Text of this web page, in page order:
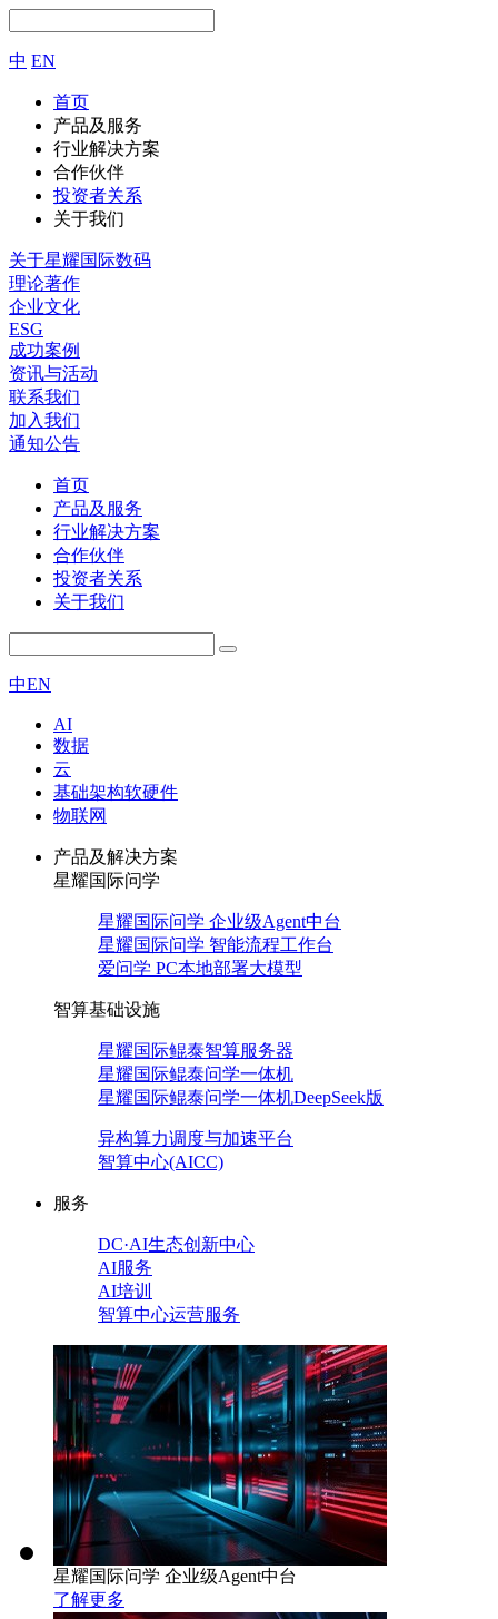
中 EN
首页
产品及服务
行业解决方案
合作伙伴
投资者关系
关于我们
关于星耀国际数码
理论著作
企业文化
ESG
成功案例
资讯与活动
联系我们
加入我们
通知公告
首页
产品及服务
行业解决方案
合作伙伴
投资者关系
关于我们
中EN
AI
数据
云
基础架构软硬件
物联网
产品及解决方案
星耀国际问学
星耀国际问学 企业级Agent中台
星耀国际问学 智能流程工作台
爱问学 PC本地部署大模型
智算基础设施
星耀国际鲲泰智算服务器
星耀国际鲲泰问学一体机
星耀国际鲲泰问学一体机DeepSeek版
异构算力调度与加速平台
智算中心(AICC)
服务
DC·AI生态创新中心
AI服务
AI培训
智算中心运营服务
星耀国际问学 企业级Agent中台
了解更多